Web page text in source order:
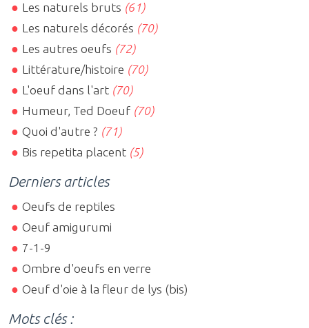
Les naturels bruts (61)
Les naturels décorés (70)
Les autres oeufs (72)
Littérature/histoire (70)
L'oeuf dans l'art (70)
Humeur, Ted Doeuf (70)
Quoi d'autre ? (71)
Bis repetita placent (5)
Derniers articles
Oeufs de reptiles
Oeuf amigurumi
7-1-9
Ombre d'oeufs en verre
Oeuf d'oie à la fleur de lys (bis)
Mots clés :